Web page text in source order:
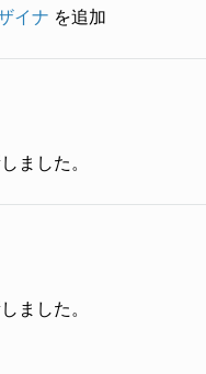
イナ を追加
ました。
ました。